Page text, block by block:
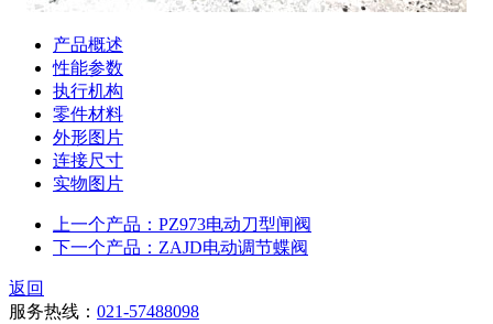
产品概述
性能参数
执行机构
零件材料
外形图片
连接尺寸
实物图片
上一个产品：PZ973电动刀型闸阀
下一个产品：ZAJD电动调节蝶阀
返回
服务热线： 021-57488098